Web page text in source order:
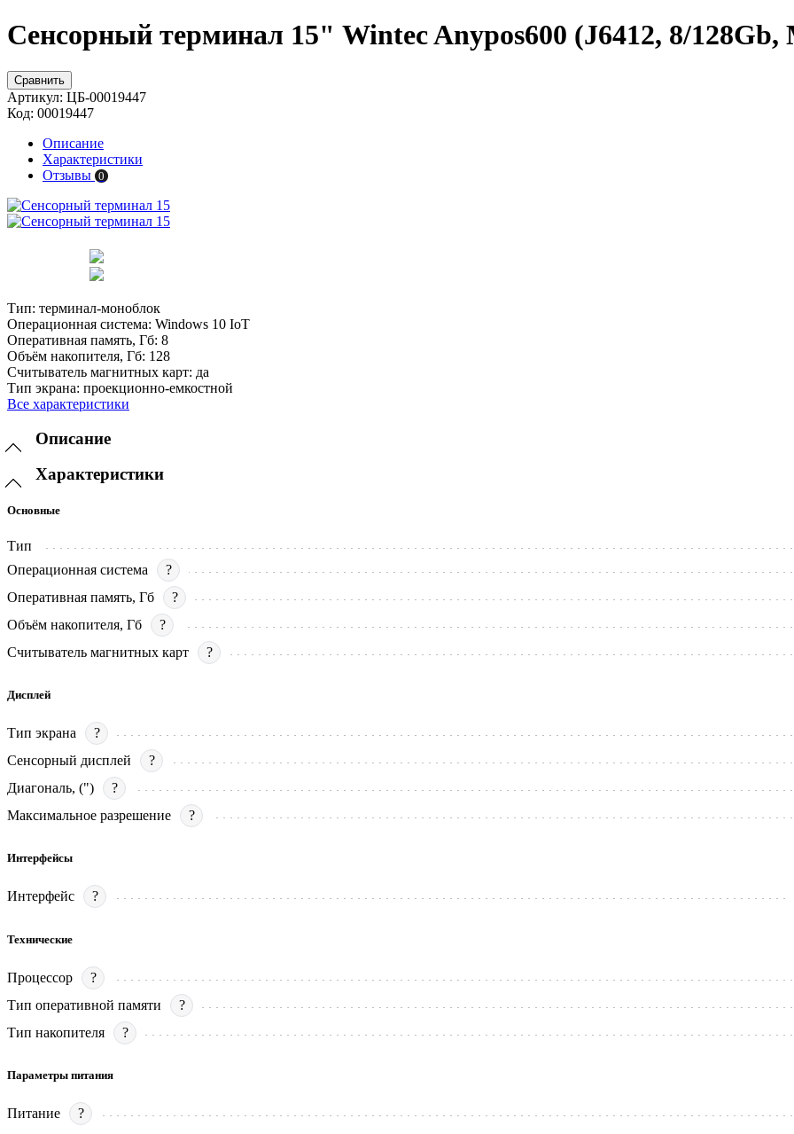
Сенсорный терминал 15" Wintec Anypos600 (J6412, 8/
Сравнить
Артикул: ЦБ-00019447
Код: 00019447
Описание
Характеристики
Отзывы 0
Тип: терминал-моноблок
Операционная система: Windows 10 IoT
Оперативная память, Гб: 8
Объём накопителя, Гб: 128
Считыватель магнитных карт: да
Тип экрана: проекционно-емкостной
Все характеристики
Описание
Характеристики
Основные
Тип
Операционная система
?
Оперативная память, Гб
?
Объём накопителя, Гб
?
Считыватель магнитных карт
?
Дисплей
Тип экрана
?
Сенсорный дисплей
?
Диагональ, (")
?
Максимальное разрешение
?
Интерфейсы
Интерфейс ?
Технические
Процессор
?
Тип оперативной памяти
?
Тип накопителя
?
Параметры питания
Питание ?